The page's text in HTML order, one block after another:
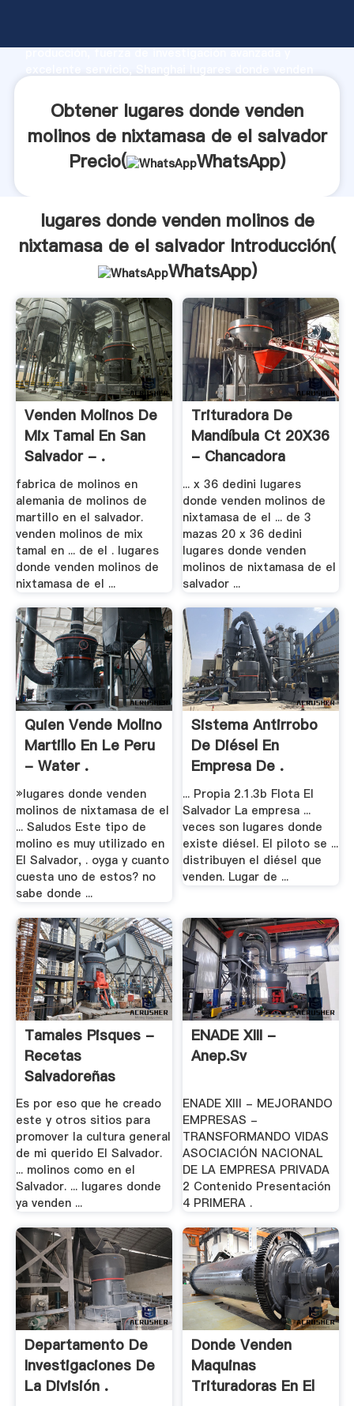
producción, fuerza de investigación avanzada y
el valor y aporta valores a todos los clientes.
Obtener lugares donde venden
molinos de nixtamasa de el salvador
Precio(
WhatsApp)
lugares donde venden molinos de
nixtamasa de el salvador Introducción(
WhatsApp)
Venden Molinos De
Mix Tamal En San
Salvador - .
fabrica de molinos en
alemania de molinos de
martillo en el salvador.
venden molinos de mix
tamal en ... de el . lugares
donde venden molinos de
nixtamasa de el ...
Trituradora De
Mandíbula Ct 20X36
- Chancadora
... x 36 dedini lugares
donde venden molinos de
nixtamasa de el ... de 3
mazas 20 x 36 dedini
lugares donde venden
molinos de nixtamasa de el
salvador ...
Quien Vende Molino
Martillo En Le Peru
- Water .
»lugares donde venden
molinos de nixtamasa de el
... Saludos Este tipo de
molino es muy utilizado en
El Salvador, . oyga y cuanto
cuesta uno de estos? no
sabe donde ...
Sistema Antirrobo
De Diésel En
Empresa De .
... Propia 2.1.3b Flota El
Salvador La empresa ...
veces son lugares donde
existe diésel. El piloto se ...
distribuyen el diésel que
venden. Lugar de ...
Tamales Pisques -
Recetas
Salvadoreñas
Es por eso que he creado
este y otros sitios para
promover la cultura general
de mi querido El Salvador.
... molinos como en el
Salvador. ... lugares donde
ya venden ...
ENADE XIII -
Anep.sv
ENADE XIII - MEJORANDO
EMPRESAS -
TRANSFORMANDO VIDAS
ASOCIACIÓN NACIONAL
DE LA EMPRESA PRIVADA
2 Contenido Presentación
4 PRIMERA .
Departamento De
Investigaciones De
La División .
Donde Venden
Maquinas
Trituradoras En El